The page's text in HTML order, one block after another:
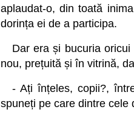
aplaudat-o, din toată
dorința ei de a participa.
Dar era și bucuria
nou, prețuită și în vitrină,
- Ați înțeles, copii?,
spuneți pe care dintre cele